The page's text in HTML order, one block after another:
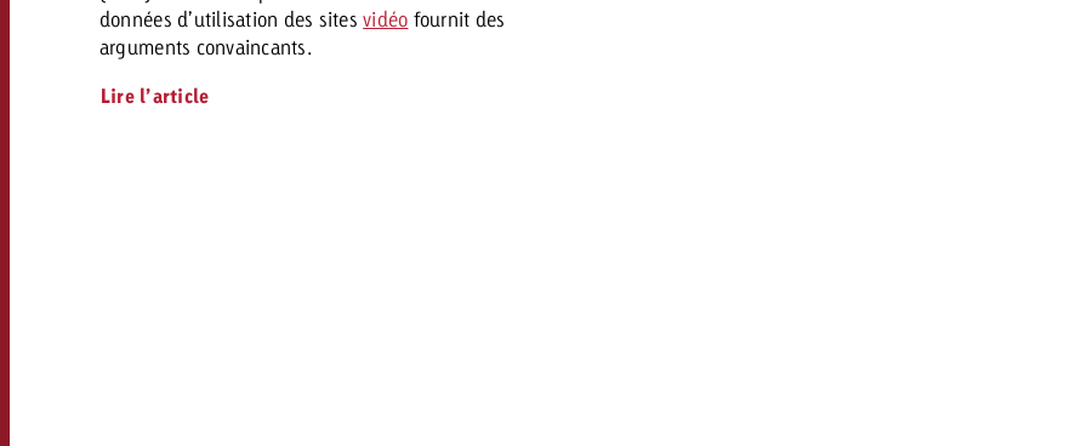
données d’utilisation des sitesvidéo fournit des
arguments convaincants.
Lire l’article